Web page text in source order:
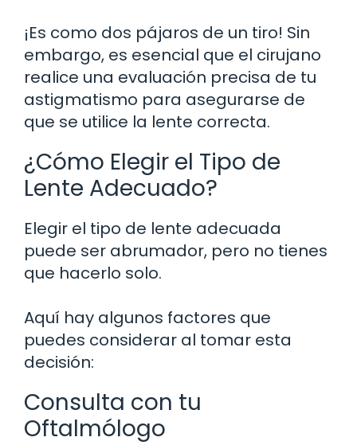
¡Es como dos pájaros de un tiro! Sin
embargo, es esencial que el cirujano
realice una evaluación precisa de tu
astigmatismo para asegurarse de
que se utilice la lente correcta.
¿Cómo Elegir el Tipo de
Lente Adecuado?
Elegir el tipo de lente adecuada
puede ser abrumador, pero no tienes
que hacerlo solo.
Aquí hay algunos factores que
puedes considerar al tomar esta
decisión:
Consulta con tu
Oftalmólogo